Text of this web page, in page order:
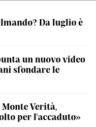
Da luglio è
un nuovo video
sfondare le
Verità,
per l'accaduto»